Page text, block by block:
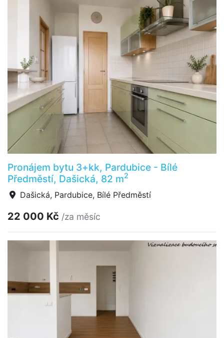
Pronájem bytu 3+kk, Pardubice - Bílé
Předměstí, Dašická, 82 m2
Dašická, Pardubice, Bílé Předměstí
22 000 Kč /za měsíc